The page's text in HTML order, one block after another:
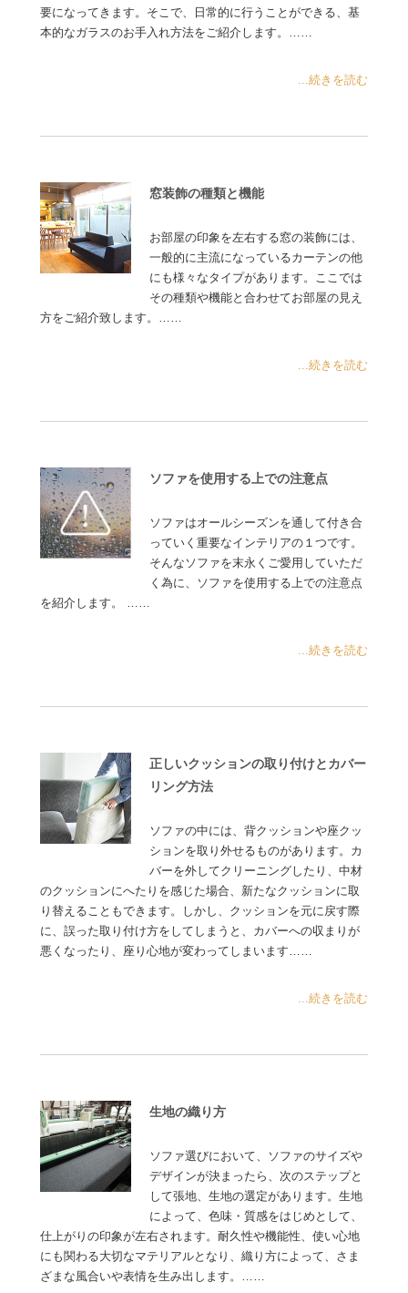
要になってきます。そこで、日常的に行うことができる、基
本的なガラスのお手入れ方法をご紹介します。……
...続きを読む
窓装飾の種類と機能
お部屋の印象を左右する窓の装飾には、
一般的に主流になっているカーテンの他
にも様々なタイプがあります。ここでは
その種類や機能と合わせてお部屋の見え
方をご紹介致します。……
...続きを読む
ソファを使用する上での注意点
ソファはオールシーズンを通して付き合
っていく重要なインテリアの１つです。
そんなソファを末永くご愛用していただ
く為に、ソファを使用する上での注意点
を紹介します。 ……
...続きを読む
正しいクッションの取り付けとカバー
リング方法
ソファの中には、背クッションや座クッ
ションを取り外せるものがあります。カ
バーを外してクリーニングしたり、中材
のクッションにへたりを感じた場合、新たなクッションに取
り替えることもできます。しかし、クッションを元に戻す際
に、誤った取り付け方をしてしまうと、カバーへの収まりが
悪くなったり、座り心地が変わってしまいます……
...続きを読む
生地の織り方
ソファ選びにおいて、ソファのサイズや
デザインが決まったら、次のステップと
して張地、生地の選定があります。生地
によって、色味・質感をはじめとして、
仕上がりの印象が左右されます。耐久性や機能性、使い心地
にも関わる大切なマテリアルとなり、織り方によって、さま
ざまな風合いや表情を生み出します。……